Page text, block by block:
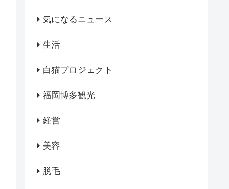
気になるニュース
生活
白猫プロジェクト
福岡博多観光
経営
美容
脱毛